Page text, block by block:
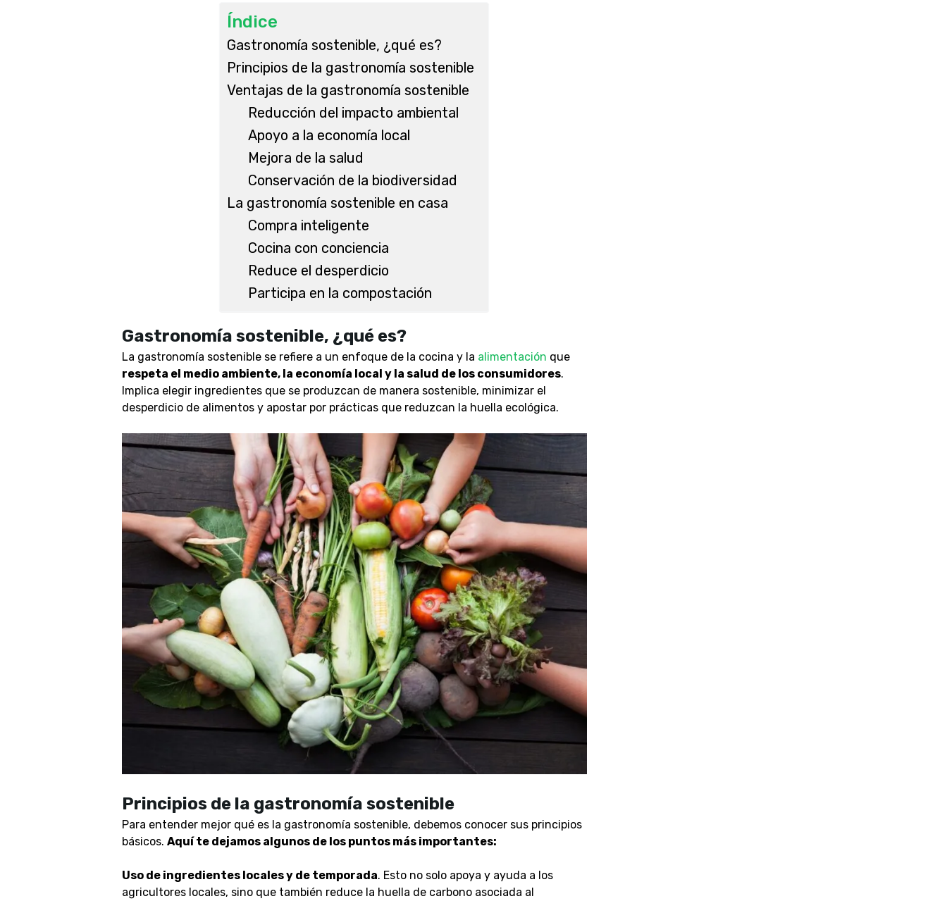
Índice
Gastronomía sostenible, ¿qué es?
Principios de la gastronomía sostenible
Ventajas de la gastronomía sostenible
Reducción del impacto ambiental
Apoyo a la economía local
Mejora de la salud
Conservación de la biodiversidad
La gastronomía sostenible en casa
Compra inteligente
Cocina con conciencia
Reduce el desperdicio
Participa en la compostación
Gastronomía sostenible, ¿qué es?
La gastronomía sostenible se refiere a un enfoque de la cocina y la alimentación que
respeta el medio ambiente, la economía local y la salud de los consumidores.
Implica elegir ingredientes que se produzcan de manera sostenible, minimizar el
desperdicio de alimentos y apostar por prácticas que reduzcan la huella ecológica.
Principios de la gastronomía sostenible
Para entender mejor qué es la gastronomía sostenible, debemos conocer sus principios
básicos. Aquí te dejamos algunos de los puntos más importantes:
Uso de ingredientes locales y de temporada. Esto no solo apoya y ayuda a los
agricultores locales, sino que también reduce la huella de carbono asociada al